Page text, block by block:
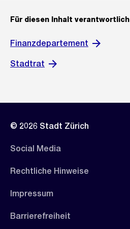
Für diesen Inhalt verantwortlich
Finanzdepartement
Stadtrat
© 2026 Stadt Zürich
Social Media
Rechtliche Hinweise
Impressum
Barrierefreiheit